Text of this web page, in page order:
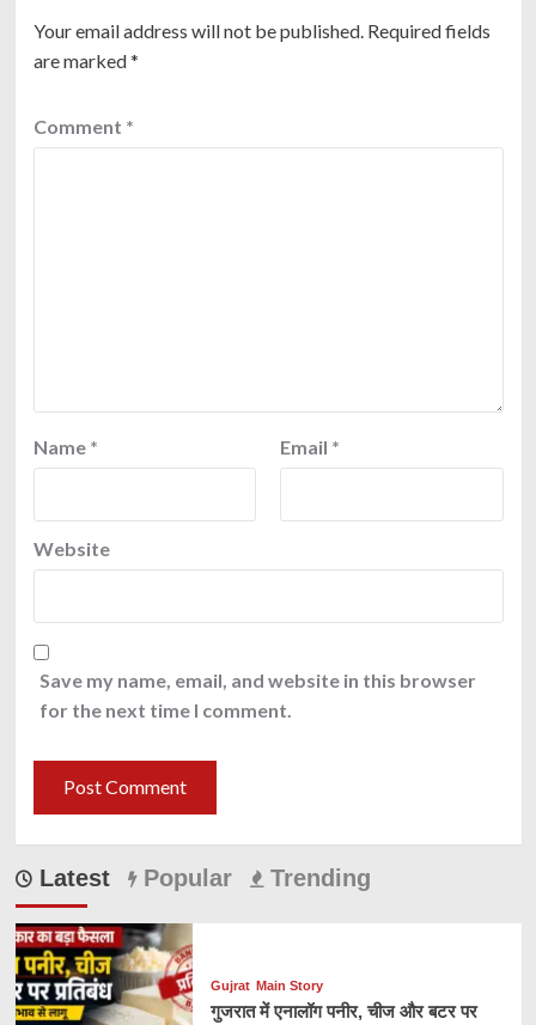
Your email address will not be published. Required fields
are marked*
Comment *
Name * Email *
Website
Save my name, email, and website in this browser
for the next time I comment.
Latest Popular Trending
Gujrat Main Story
गुजरात में एनालॉग पनीर, चीज और बटर पर